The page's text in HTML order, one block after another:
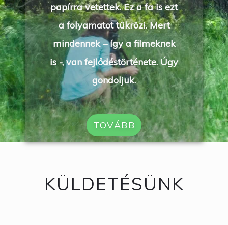
papírra vetettek. Ez a fa is ezt
a folyamatot tükrözi. Mert
mindennek – így a filmeknek
is -, van fejlődéstörténete. Úgy
gondoljuk.
TOVÁBB
KÜLDETÉSÜNK